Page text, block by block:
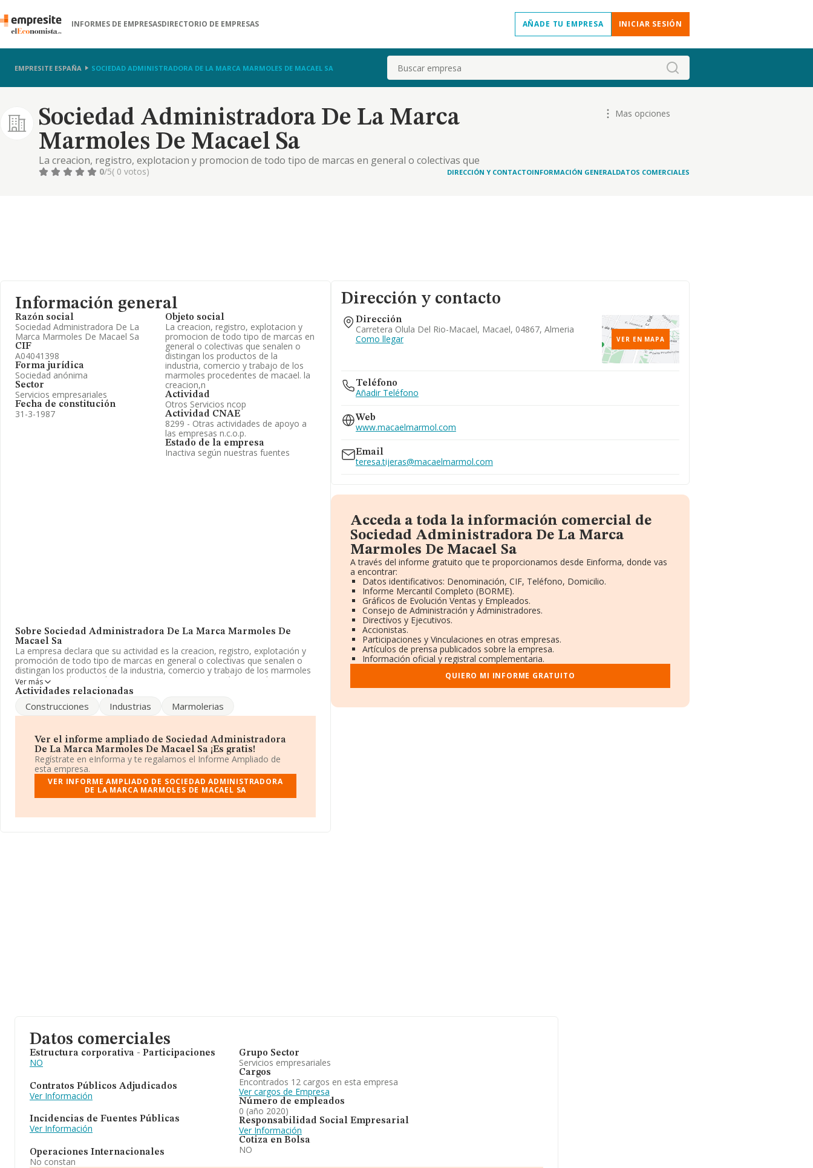
INFORMES DE EMPRESASDIRECTORIO DE EMPRESAS AÑADE TU EMPRESA INICIAR SESIÓN
EMPRESITE ESPAÑA SOCIEDAD ADMINISTRADORA DE LA MARCA MARMOLES DE MACAEL SA Buscar
Sociedad Administradora De La Marca
Marmoles De Macael Sa
La creacion, registro, explotacion y promocion de todo tipo de marcas en general o colectivas que
senalen o distingan los productos de la industria, comercio y trabajo de los marmoles procedentes de
Mas opciones
0/5( 0 votos) DIRECCIÓN Y CONTACTOINFORMACIÓN GENERALDATOS COMERCIALES
Información general
Razón social
Sociedad Administradora De La
Marca Marmoles De Macael Sa
CIF
A04041398
Forma jurídica
Sociedad anónima
Sector
Servicios empresariales
Fecha de constitución
31-3-1987
Objeto social
La creacion, registro, explotacion y
promocion de todo tipo de marcas en
general o colectivas que senalen o
distingan los productos de la
industria, comercio y trabajo de los
marmoles procedentes de macael. la
creacion,n
Actividad
Otros Servicios ncop
Actividad CNAE
8299 - Otras actividades de apoyo a
las empresas n.c.o.p.
Estado de la empresa
Inactiva según nuestras fuentes
Sobre Sociedad Administradora De La Marca Marmoles De
Macael Sa
La empresa declara que su actividad es la creacion, registro, explotación y
promoción de todo tipo de marcas en general o colectivas que senalen o
distingan los productos de la industria, comercio y trabajo de los marmoles
procedentes de macael. la creacion,n. La empresa está registrada como
Sociedad Anónima. Su CNAE corresponde a 8299 con código 'Otras
en mercados exteriores.
www.macaelmarmol.com.
La empresa españolaSociedad Administradora de La Marca Marmoles
de Macael S.A, A04041398, se encuentra en Carretera Olula Del Rio-
macael Km 1,7, (04867), Macael, en Almería, Andalucía.
En base a la información de la que dispone INFORMA sobre 24.816
millones de euros y se estima que el promedio de la facturación entre todas
Ver más
Actividades relacionadas
Construcciones Industrias Marmolerias
Ver el informe ampliado de Sociedad Administradora
De La Marca Marmoles De Macael Sa ¡Es gratis!
Regístrate en eInforma y te regalamos el Informe Ampliado de
esta empresa.
VER INFORME AMPLIADO DE SOCIEDAD ADMINISTRADORA
DE LA MARCA MARMOLES DE MACAEL SA
Dirección y contacto
Dirección
Carretera Olula Del Rio-Macael, Macael, 04867, Almeria
Como llegar
VER EN MAPA
Teléfono
Añadir Teléfono
Web
www.macaelmarmol.com
Email
teresa.tijeras@macaelmarmol.com
Acceda a toda la información comercial de
Sociedad Administradora De La Marca
Marmoles De Macael Sa
A través del informe gratuito que te proporcionamos desde Einforma, donde vas
a encontrar:
Datos identificativos: Denominación, CIF, Teléfono, Domicilio.
Informe Mercantil Completo (BORME).
Gráficos de Evolución Ventas y Empleados.
Consejo de Administración y Administradores.
Directivos y Ejecutivos.
Accionistas.
Participaciones y Vinculaciones en otras empresas.
Artículos de prensa publicados sobre la empresa.
Información oficial y registral complementaria.
QUIERO MI INFORME GRATUITO
Datos comerciales
Estructura corporativa - Participaciones
NO
Contratos Públicos Adjudicados
Ver Información
Incidencias de Fuentes Públicas
Ver Información
Operaciones Internacionales
No constan
Grupo Sector
Servicios empresariales
Cargos
Encontrados 12 cargos en esta empresa
Ver cargos de Empresa
Número de empleados
0 (año 2020)
Responsabilidad Social Empresarial
Ver Información
Cotiza en Bolsa
NO